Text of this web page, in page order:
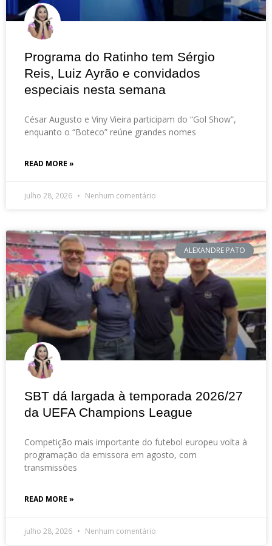
Programa do Ratinho tem Sérgio
Reis, Luiz Ayrão e convidados
especiais nesta semana
César Augusto e Viny Vieira participam do “Gol Show”,
enquanto o “Boteco” reúne grandes nomes
READ MORE »
julho 28, 2026 Nenhum comentário
ALEXANDRE PATO
SBT dá largada à temporada 2026/27
da UEFA Champions League
Competição mais importante do futebol europeu volta à
programação da emissora em agosto, com
transmissões
READ MORE »
julho 28, 2026 Nenhum comentário